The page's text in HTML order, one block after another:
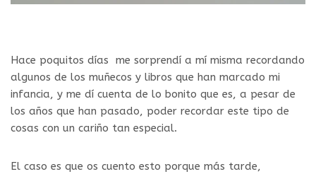
Hace poquitos días me sorprendí a mí misma recordando
algunos de los muñecos y libros que han marcado mi
infancia, y me dí cuenta de lo bonito que es, a pesar de
los años que han pasado, poder recordar este tipo de
cosas con un cariño tan especial.
El caso es que os cuento esto porque más tarde,